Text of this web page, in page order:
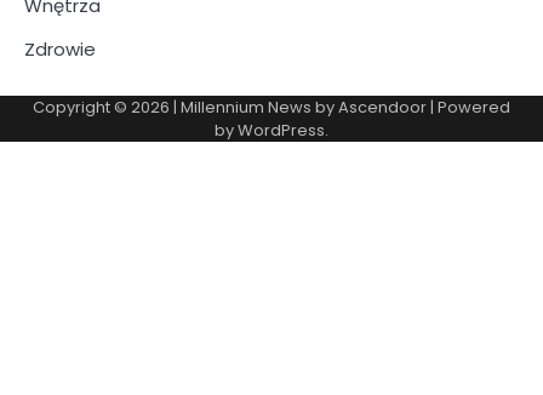
Wnętrza
Zdrowie
Copyright © 2026 | Millennium News byAscendoor| Powered
byWordPress.